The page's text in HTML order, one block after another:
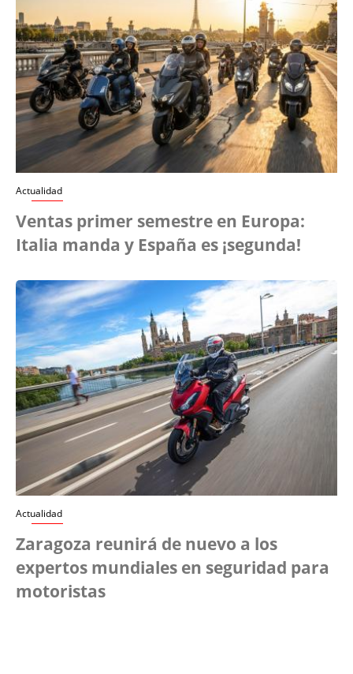
Actualidad
Ventas primer semestre en Europa:
Italia manda y España es ¡segunda!
Actualidad
Zaragoza reunirá de nuevo a los
expertos mundiales en seguridad para
motoristas